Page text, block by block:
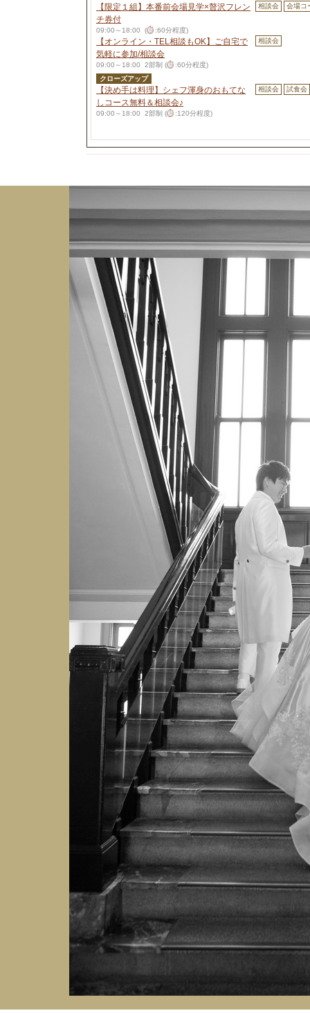
【限定１組】本番前会場見学×贅沢フレン
チ券付
09:00～18:00 ( :60分程度)
相談会 会場コ
【オンライン・TEL相談もOK】ご自宅で
気軽に参加/相談会
09:00～18:00 2部制 ( :60分程度)
相談会
クローズアップ
【決め手は料理】シェフ渾身のおもてな
しコース無料＆相談会♪
09:00～18:00 2部制 ( :120分程度)
相談会 試食会